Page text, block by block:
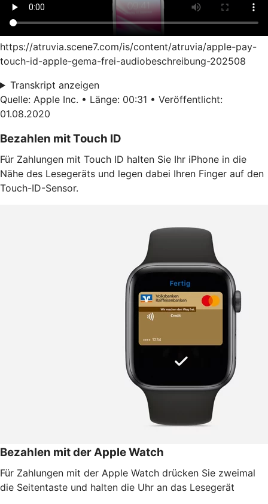
https://atruvia.scene7.com/is/content/atruvia/apple-pay-
touch-id-apple-gema-frei-audiobeschreibung-202508
Transkript anzeigen
Quelle: Apple Inc. • Länge: 00:31 • Veröffentlicht:
01.08.2020
Bezahlen mit Touch ID
Für Zahlungen mit Touch ID halten Sie Ihr iPhone in die
Nähe des Lesegeräts und legen dabei Ihren Finger auf den
Touch-ID-Sensor.
Bezahlen mit der Apple Watch
Für Zahlungen mit der Apple Watch drücken Sie zweimal
die Seitentaste und halten die Uhr an das Lesegerät